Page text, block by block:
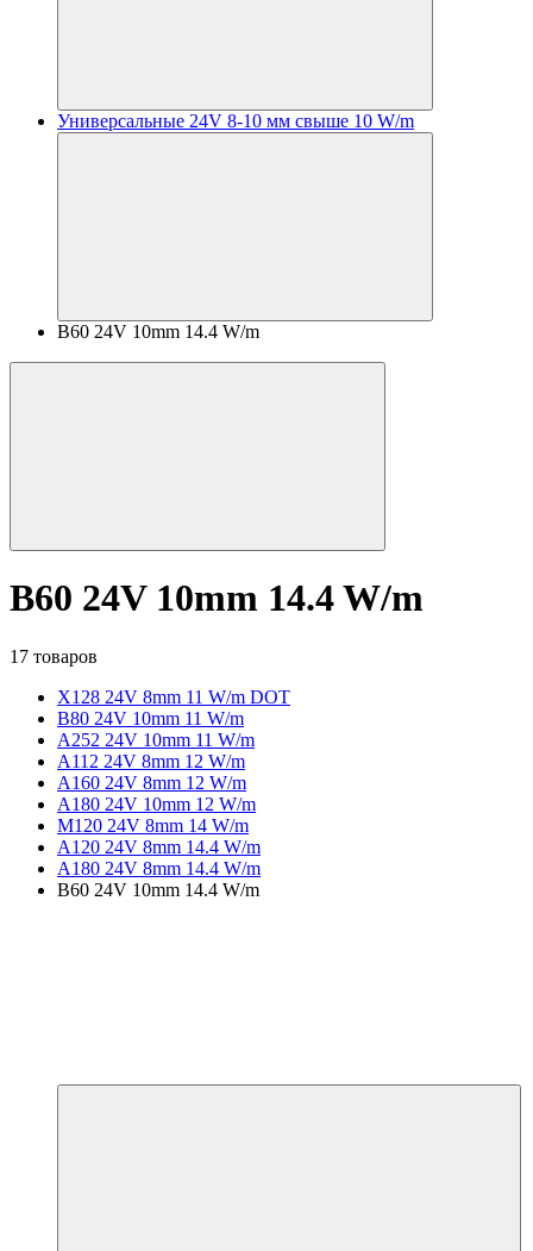
Универсальные 24V 8-10 мм свыше 10 W/m
B60 24V 10mm 14.4 W/m
B60 24V 10mm 14.4 W/m
17 товаров
X128 24V 8mm 11 W/m DOT
B80 24V 10mm 11 W/m
A252 24V 10mm 11 W/m
A112 24V 8mm 12 W/m
A160 24V 8mm 12 W/m
A180 24V 10mm 12 W/m
M120 24V 8mm 14 W/m
A120 24V 8mm 14.4 W/m
A180 24V 8mm 14.4 W/m
B60 24V 10mm 14.4 W/m